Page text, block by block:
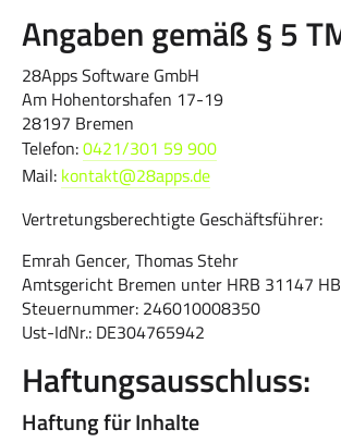
Angaben gemäß § 5
28Apps Software GmbH
Am Hohentorshafen 17-19
28197 Bremen
Telefon:0421/301 59 900
Mail: kontakt@28apps.de
Vertretungsberechtigte Geschäftsführer:
Emrah Gencer, Thomas Stehr
Amtsgericht Bremen unter HRB 31147 HB
Steuernummer: 246010008350
Ust-IdNr.: DE304765942
Haftungsausschluss:
Haftung für Inhalte